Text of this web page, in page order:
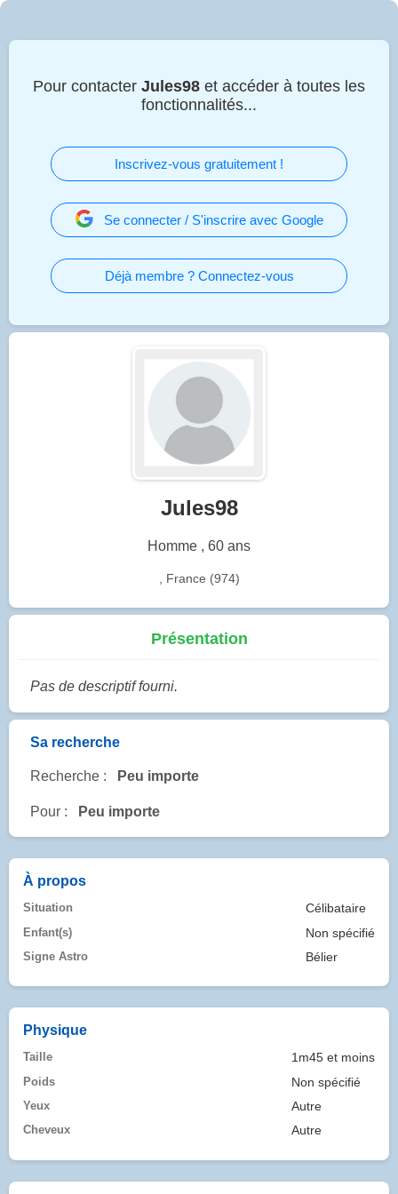
Pour contacter Jules98 et accéder à toutes les
fonctionnalités...
Inscrivez-vous gratuitement !
Se connecter / S'inscrire avec Google
Déjà membre ? Connectez-vous
Jules98
Homme , 60 ans
, France (974)
Présentation
Pas de descriptif fourni.
Sa recherche
Recherche : Peu importe
Pour : Peu importe
À propos
Situation Célibataire
Enfant(s) Non spécifié
Signe Astro Bélier
Physique
Taille 1m45 et moins
Poids Non spécifié
Yeux Autre
Cheveux Autre